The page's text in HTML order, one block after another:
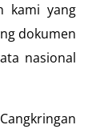
kami yang
dokumen
nasional